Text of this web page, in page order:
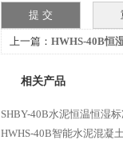
上一篇： HWHS-40B恒
相关产品
SHBY-40B水泥恒温恒湿
HWHS-40B智能水泥混凝